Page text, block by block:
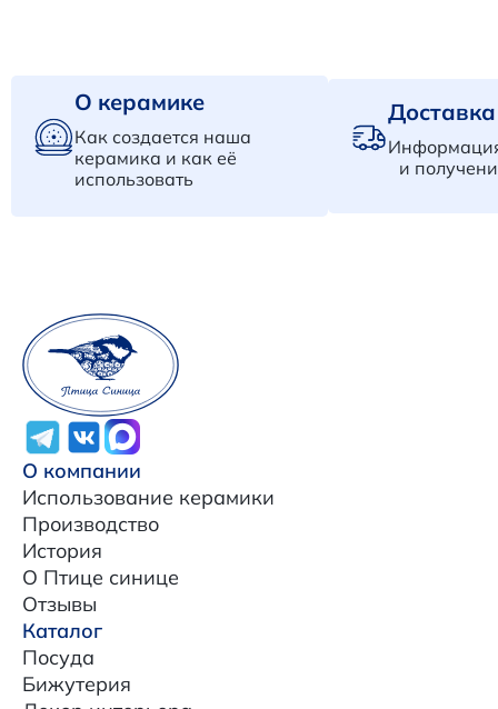
О керамике
Как создается наша
керамика и как её
использовать
и
О компании
Использование керамики
Производство
История
О Птице синице
Отзывы
Каталог
Посуда
Бижутерия